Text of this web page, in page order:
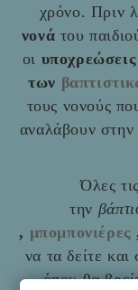
χρόνο. Πριν
νονά του
οι υποχρεώσεις
των
τους νονούς
αναλάβουν
Όλες τις
την
, μπομπονιέρες
να τα δείτε και
όπου θα